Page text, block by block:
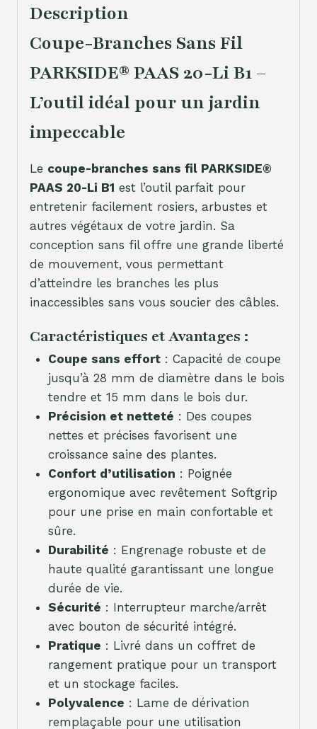
Description
Coupe-Branches Sans Fil
PARKSIDE® PAAS 20-Li B1 –
L’outil idéal pour un jardin
impeccable
Le coupe-branches sans fil PARKSIDE®
PAAS 20-Li B1 est l’outil parfait pour
entretenir facilement rosiers, arbustes et
autres végétaux de votre jardin. Sa
conception sans fil offre une grande liberté
de mouvement, vous permettant
d’atteindre les branches les plus
inaccessibles sans vous soucier des câbles.
Caractéristiques et Avantages :
Coupe sans effort: Capacité de coupe
jusqu’à 28 mm de diamètre dans le bois
tendre et 15 mm dans le bois dur.
Précision et netteté : Des coupes
nettes et précises favorisent une
croissance saine des plantes.
Confort d’utilisation : Poignée
ergonomique avec revêtement Softgrip
pour une prise en main confortable et
sûre.
Durabilité : Engrenage robuste et de
haute qualité garantissant une longue
durée de vie.
Sécurité : Interrupteur marche/arrêt
avec bouton de sécurité intégré.
Pratique : Livré dans un coffret de
rangement pratique pour un transport
et un stockage faciles.
Polyvalence : Lame de dérivation
remplaçable pour une utilisation